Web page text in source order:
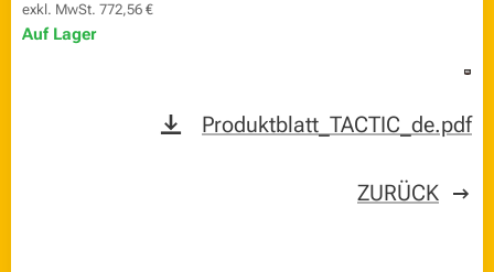
exkl. MwSt. 772,56 €
Auf Lager
Produktblatt_TACTIC_de.pdf
ZURÜCK